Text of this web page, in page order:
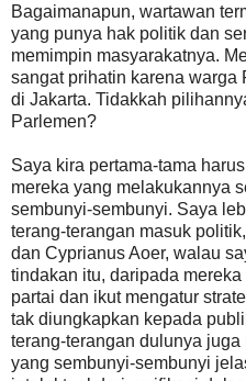
Bagaimanapun, wartawan
yang punya hak politik dan
memimpin masyarakatnya.
sangat prihatin karena warga
di Jakarta. Tidakkah
Parlemen?
Saya kira pertama-tama
mereka yang melakukannya
sembunyi-sembunyi. Saya
terang-terangan masuk
dan Cyprianus Aoer, walau
tindakan itu, daripada
partai dan ikut mengatur
tak diungkapkan kepada
terang-terangan dulunya
yang sembunyi-sembunyi